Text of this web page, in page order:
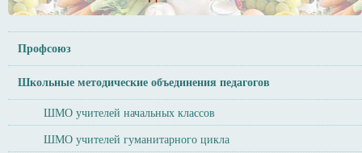
Профсоюз
Школьные методические объединения педагогов
ШМО учителей начальных классов
ШМО учителей гуманитарного цикла